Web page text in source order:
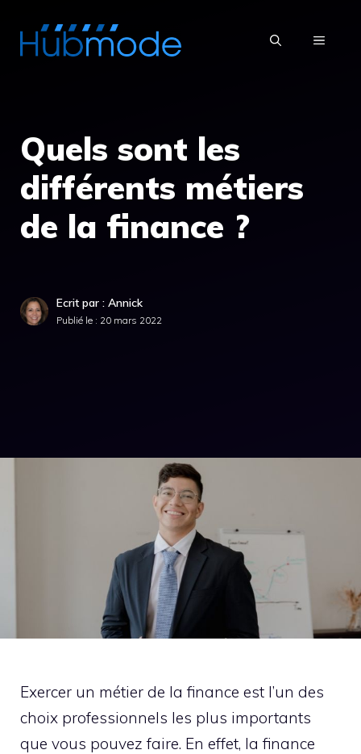
MENU
Quels sont les
différents métiers
de la finance ?
Ecrit par : Annick
Publié le : 20 mars 2022
Exercer un métier de la finance est l’un des
choix professionnels les plus importants
que vous pouvez faire. En effet, la finance